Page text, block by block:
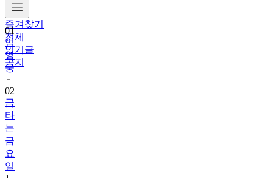
즐겨찾기
전체
인기글
공지
01
임
영
웅
02
금
타
는
금
요
일